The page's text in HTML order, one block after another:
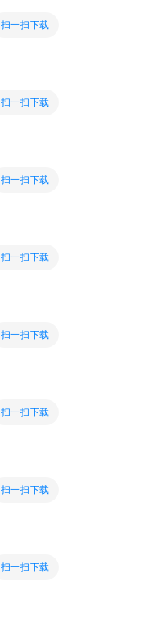
扫一扫下载
扫一扫下载
扫一扫下载
扫一扫下载
扫一扫下载
扫一扫下载
扫一扫下载
扫一扫下载